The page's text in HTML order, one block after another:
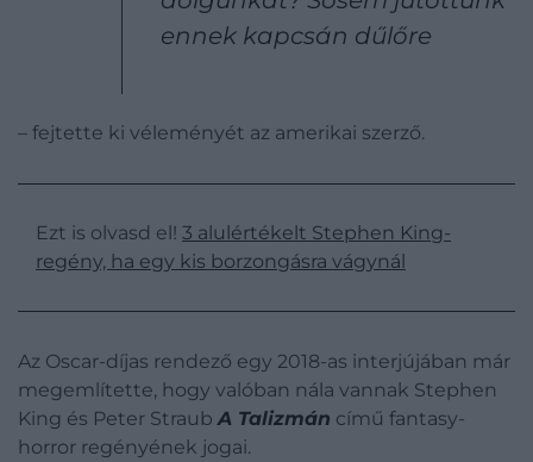
ennek kapcsán dűlőre
– fejtette ki véleményét az amerikai szerző.
Ezt is olvasd el! 3 alulértékelt Stephen King-
regény, ha egy kis borzongásra vágynál
Az Oscar-díjas rendező egy 2018-as interjújában már
megemlítette, hogy valóban nála vannak Stephen
King és Peter StraubA Talizmán című fantasy-
horror regényének jogai.